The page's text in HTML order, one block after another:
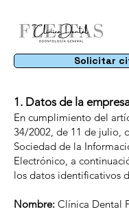
Solicitar
1. Datos de la
En cumplimiento del
34/2002, de 11 de julio,
Sociedad de la
Electrónico, a
los datos identificativos
Nombre: Clínica Dental